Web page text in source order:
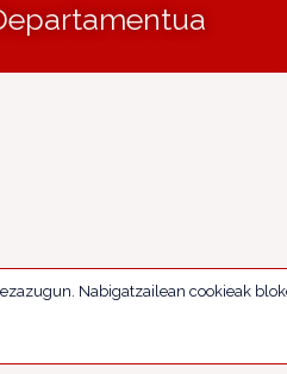
Nabigatzailean cookieak